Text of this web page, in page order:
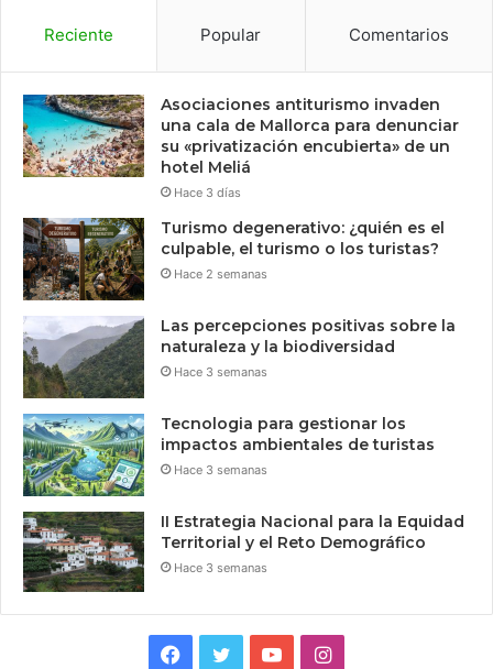
Reciente Popular Comentarios
Asociaciones antiturismo invaden
una cala de Mallorca para denunciar
su «privatización encubierta» de un
hotel Meliá
Hace 3 días
Turismo degenerativo: ¿quién es el
culpable, el turismo o los turistas?
Hace 2 semanas
Las percepciones positivas sobre la
naturaleza y la biodiversidad
Hace 3 semanas
Tecnologia para gestionar los
impactos ambientales de turistas
Hace 3 semanas
II Estrategia Nacional para la Equidad
Territorial y el Reto Demográfico
Hace 3 semanas
Facebook
TwitterYouTubeInstagram